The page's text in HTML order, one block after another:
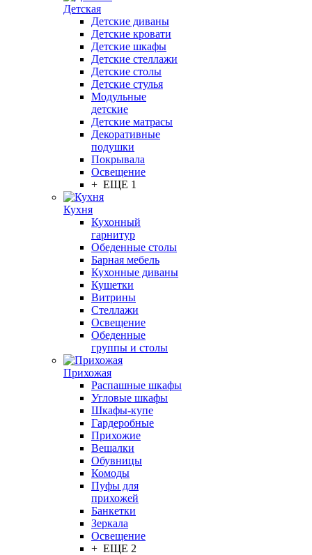
Детская
Детские диваны
Детские кровати
Детские шкафы
Детские стеллажи
Детские столы
Детские стулья
Модульные
детские
Детские матрасы
Декоративные
подушки
Покрывала
Освещение
+ ЕЩЕ 1
Кухня
Кухонный
гарнитур
Обеденные столы
Барная мебель
Кухонные диваны
Кушетки
Витрины
Стеллажи
Освещение
Обеденные
группы и столы
Прихожая
Распашные шкафы
Угловые шкафы
Шкафы-купе
Гардеробные
Прихожие
Вешалки
Обувницы
Комоды
Пуфы для
прихожей
Банкетки
Зеркала
Освещение
+ ЕЩЕ 2